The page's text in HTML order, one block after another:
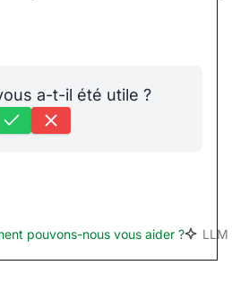
a-t-il été utile ?
pouvons-nous vous aider ? LLM